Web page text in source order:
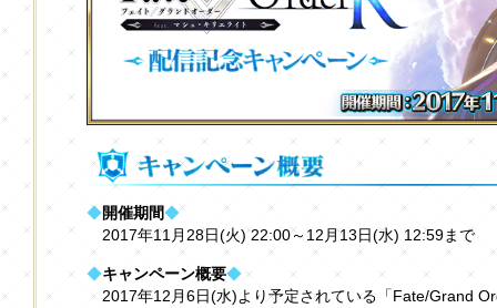
◆開催期間◆
2017年11月28日(火) 22:00～12月13日(水) 12:59まで
◆キャンペーン概要◆
2017年12月6日(水)より予定されている「Fate/Grand